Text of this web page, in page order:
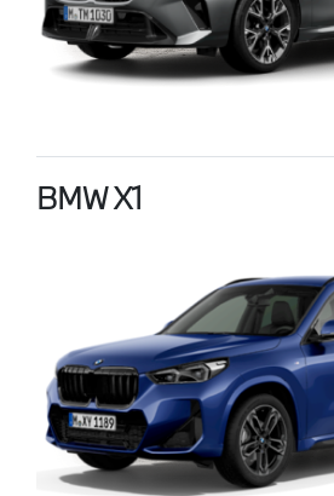
BMW X1